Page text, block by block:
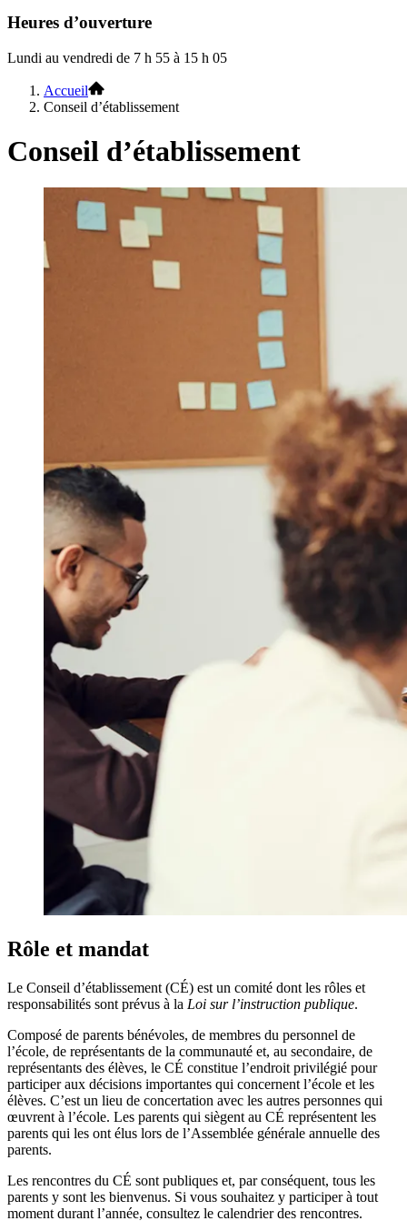
Heures d’ouverture
Lundi au vendredi de 7 h 55 à 15 h 05
Accueil
Conseil d’établissement
Conseil d’établissement
Rôle et mandat
Le Conseil d’établissement (CÉ) est un comité dont les rôles et
responsabilités sont prévus à la Loi sur l’instruction publique.
Composé de parents bénévoles, de membres du personnel de
l’école, de représentants de la communauté et, au secondaire, de
représentants des élèves, le CÉ constitue l’endroit privilégié pour
participer aux décisions importantes qui concernent l’école et les
élèves. C’est un lieu de concertation avec les autres personnes qui
œuvrent à l’école. Les parents qui siègent au CÉ représentent les
parents qui les ont élus lors de l’Assemblée générale annuelle des
parents.
Les rencontres du CÉ sont publiques et, par conséquent, tous les
parents y sont les bienvenus. Si vous souhaitez y participer à tout
moment durant l’année, consultez le calendrier des rencontres.